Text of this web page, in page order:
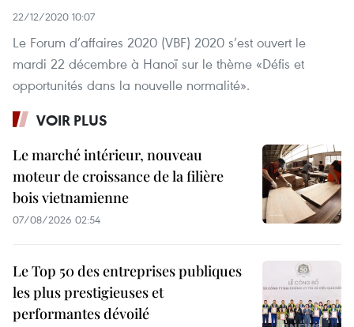
22/12/2020 10:07
Le Forum d’affaires 2020 (VBF) 2020 s’est ouvert le
mardi 22 décembre à Hanoï sur le thème «Défis et
opportunités dans la nouvelle normalité».
VOIR PLUS
Le marché intérieur, nouveau
moteur de croissance de la filière
bois vietnamienne
07/08/2026 02:54
Le Top 50 des entreprises publiques
les plus prestigieuses et
performantes dévoilé